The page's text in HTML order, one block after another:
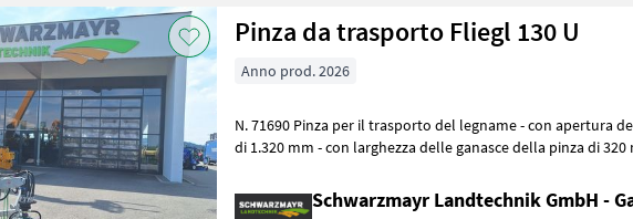
Pinza da trasporto Fliegl 130 U
Anno prod. 2026
N. 71690 Pinza per il trasporto del legname - con apertura della pinza
di 1.320 mm - con larghezza delle ganasce della pinza di 320
Schwarzmayr Landtechnik GmbH -